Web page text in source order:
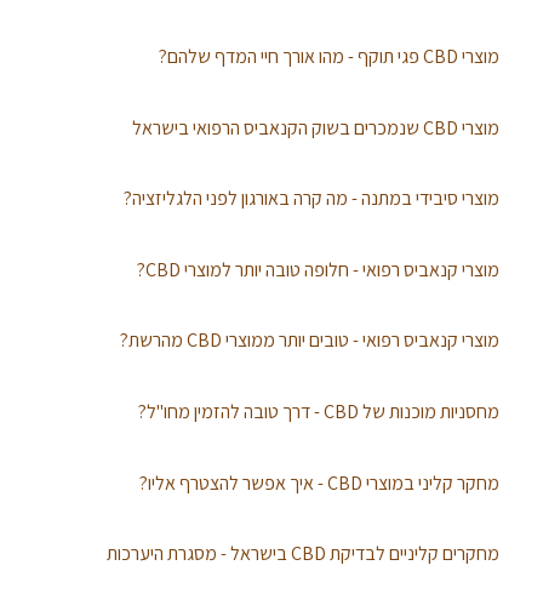
מוצרי CBD פגי תוקף - מהו אורך חיי המדף שלהם?
מוצרי CBD שנמכרים בשוק הקנאביס הרפואי בישראל
מוצרי סיבידי במתנה - מה קרה באורגון לפני הלגליזציה?
מוצרי קנאביס רפואי - חלופה טובה יותר למוצרי CBD?
מוצרי קנאביס רפואי - טובים יותר ממוצרי CBD מהרשת?
מחסניות מוכנות של CBD - דרך טובה להזמין מחו"ל?
מחקר קליני במוצרי CBD - איך אפשר להצטרף אליו?
מחקרים קליניים לבדיקת CBD בישראל - מסגרת היערכות